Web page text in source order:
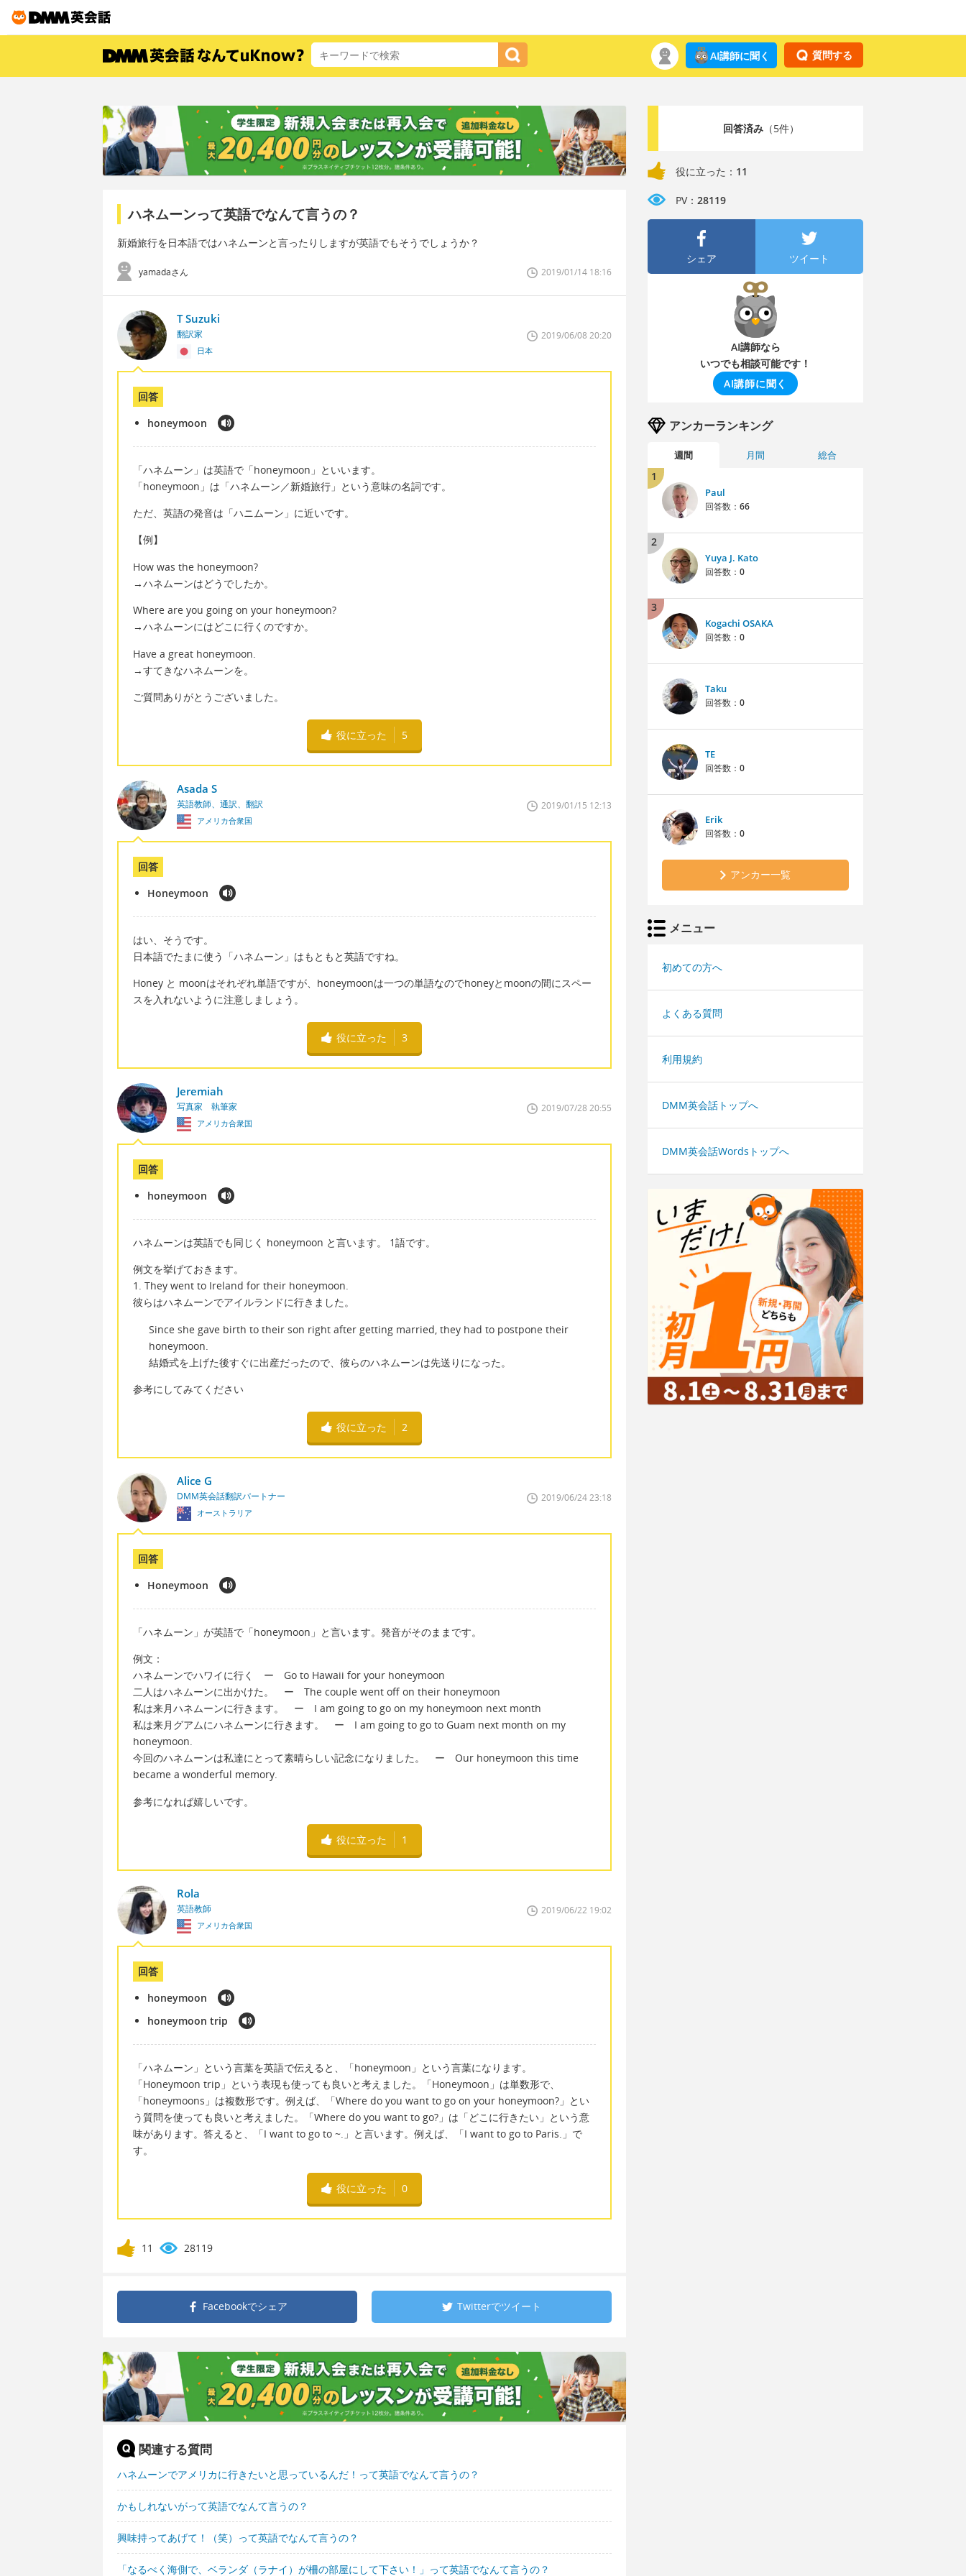
質問する
AI講師に聞く
ハネムーンって英語でなんて言うの？
新婚旅行を日本語ではハネムーンと言ったりしますが英語でもそうでしょうか？
yamadaさん 2019/01/14 18:16
T Suzuki
翻訳家
日本
2019/06/08 20:20
回答
honeymoon
「ハネムーン」は英語で「honeymoon」といいます。
「honeymoon」は「ハネムーン／新婚旅行」という意味の名詞です。
ただ、英語の発音は「ハニムーン」に近いです。
【例】
How was the honeymoon?
→ハネムーンはどうでしたか。
Where are you going on your honeymoon?
→ハネムーンにはどこに行くのですか。
Have a great honeymoon.
→すてきなハネムーンを。
ご質問ありがとうございました。
役に立った 5
Asada S
英語教師、通訳、翻訳
アメリカ合衆国
2019/01/15 12:13
回答
Honeymoon
はい、そうです。
日本語でたまに使う「ハネムーン」はもともと英語ですね。
Honey と moonはそれぞれ単語ですが、honeymoonは一つの単語なのでhoneyとmoonの間にスペー
スを入れないように注意しましょう。
役に立った 3
Jeremiah
写真家 執筆家
アメリカ合衆国
2019/07/28 20:55
回答
honeymoon
ハネムーンは英語でも同じく honeymoon と言います。 1語です。
例文を挙げておきます。
1. They went to Ireland for their honeymoon.
彼らはハネムーンでアイルランドに行きました。
Since she gave birth to their son right after getting married, they had to postpone their
honeymoon.
結婚式を上げた後すぐに出産だったので、彼らのハネムーンは先送りになった。
参考にしてみてください
役に立った 2
Alice G
DMM英会話翻訳パートナー
オーストラリア
2019/06/24 23:18
回答
Honeymoon
「ハネムーン」が英語で「honeymoon」と言います。発音がそのままです。
例文：
ハネムーンでハワイに行く ー Go to Hawaii for your honeymoon
二人はハネムーンに出かけた。 ー The couple went off on their honeymoon
私は来月ハネムーンに行きます。 ー I am going to go on my honeymoon next month
私は来月グアムにハネムーンに行きます。 ー I am going to go to Guam next month on my
honeymoon.
今回のハネムーンは私達にとって素晴らしい記念になりました。 ー Our honeymoon this time
became a wonderful memory.
参考になれば嬉しいです。
役に立った 1
Rola
英語教師
アメリカ合衆国
2019/06/22 19:02
回答
honeymoon
honeymoon trip
「ハネムーン」という言葉を英語で伝えると、「honeymoon」という言葉になります。
「Honeymoon trip」という表現も使っても良いと考えました。「Honeymoon」は単数形で、
「honeymoons」は複数形です。例えば、「Where do you want to go on your honeymoon?」とい
う質問を使っても良いと考えました。「Where do you want to go?」は「どこに行きたい」という意
味があります。答えると、「I want to go to ~.」と言います。例えば、「I want to go to Paris.」で
す。
役に立った 0
11 28119
Facebookでシェア Twitterでツイート
関連する質問
ハネムーンでアメリカに行きたいと思っているんだ！って英語でなんて言うの？
かもしれないがって英語でなんて言うの？
興味持ってあげて！（笑）って英語でなんて言うの？
「なるべく海側で、ベランダ（ラナイ）が柵の部屋にして下さい！」って英語でなんて言うの？
回答済み（5件）
役に立った： 11
PV： 28119
シェア ツイート
AI講師なら
いつでも相談可能です！
AI講師に聞く
アンカーランキング
週間 月間 総合
1
Paul
回答数： 66
2
Yuya J. Kato
回答数： 0
3
Kogachi OSAKA
回答数： 0
Taku
回答数： 0
TE
回答数： 0
Erik
回答数： 0
アンカー一覧
メニュー
初めての方へ
よくある質問
利用規約
DMM英会話トップへ
DMM英会話Wordsトップへ